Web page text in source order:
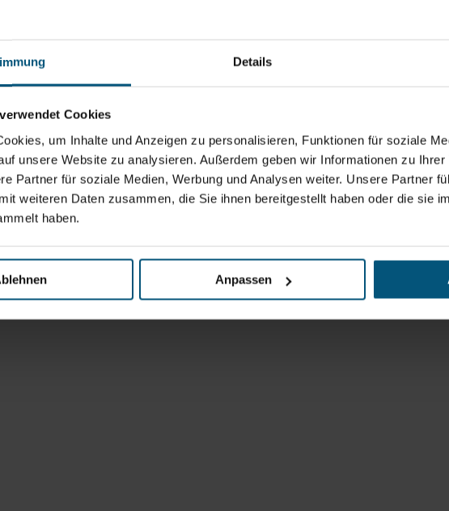
Details
Cookies
um Inhalte und Anzeigen zu personalisieren, Funktionen für soziale
unsere Website zu analysieren. Außerdem geben wir Informationen zu Ihrer
Partner für soziale Medien, Werbung und Analysen weiter. Unsere Partner
weiteren Daten zusammen, die Sie ihnen bereitgestellt haben oder die sie
haben.
Anpassen